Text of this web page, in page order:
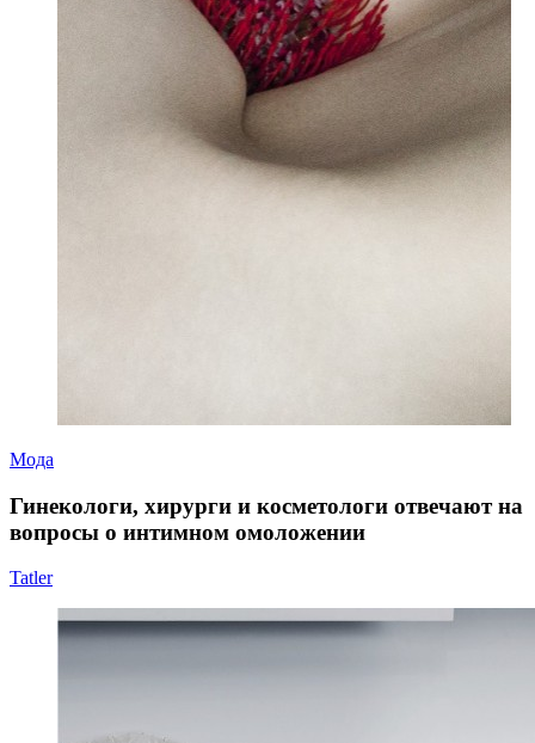
Мода
Гинекологи, хирурги и косметологи отвечают на
вопросы о интимном омоложении
Tatler